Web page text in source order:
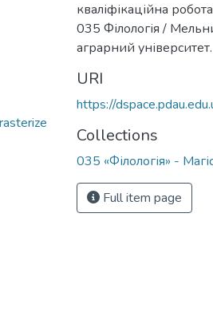
кваліфікаційна
035 Філологія /
аграрний
URI
https://
Collections
035 «Філологія» -
Full item page